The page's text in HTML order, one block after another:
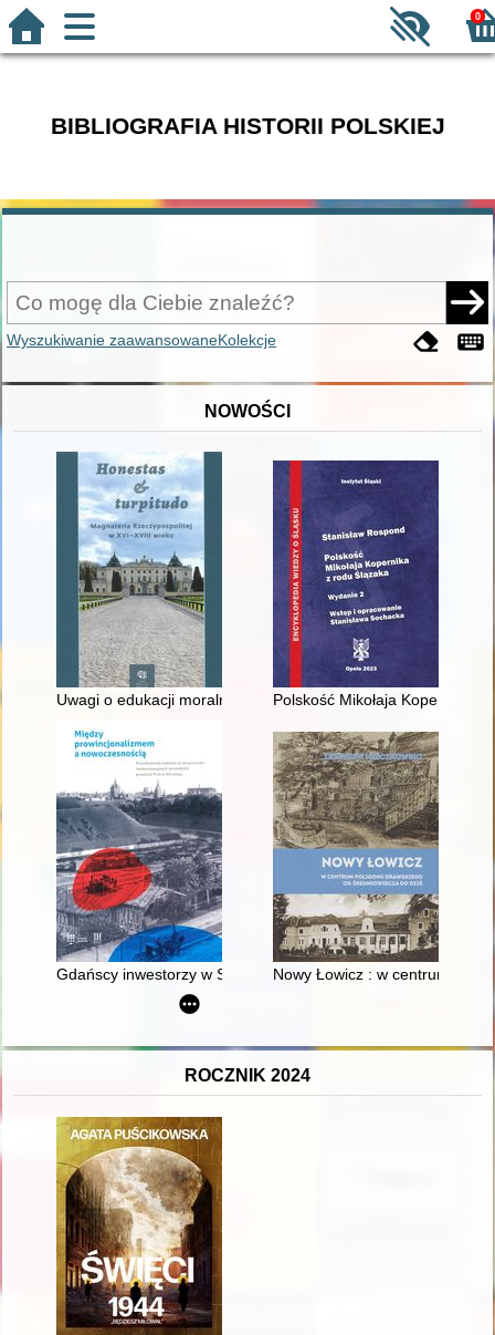
0
BIBLIOGRAFIA HISTORII POLSKIEJ
Wyszukiwanie zaawansowaneKolekcje
NOWOŚCI
Uwagi o edukacji moralnej synów szlacheckich w XVI-
Polskość Mikołaja Kopernika z
Gdańscy inwestorzy w Sopocie : prestiż finansowy i
Nowy Łowicz : w centrum
ROCZNIK 2024